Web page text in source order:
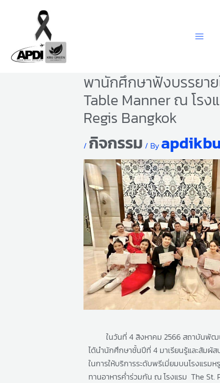
content
พานักศึกษาฟังบรรยา
Table Manner ณ โรง
Regis Bangkok
/ กิจกรรม / By
ในวันที่ 4 สิงหาคม 2566 สถาบันพัฒ
ได้นำนักศึกษาชั้นปีที่ 4 มาเรียนรู้และสัมผั
ในการให้บริการระดับพรีเมี่ยมบนโรงแรมห
ทานอาหารค่ำร่วมกัน ณ โรงแรม The St.